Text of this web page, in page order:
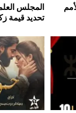
المجلس
تحديد قيمة